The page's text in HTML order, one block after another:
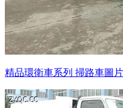
精品環衛車系列 掃路車圖